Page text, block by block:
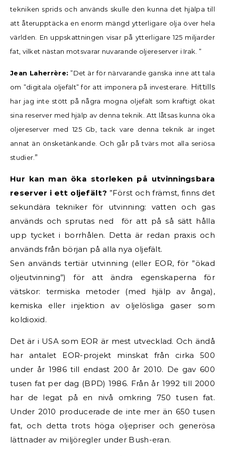
tekniken sprids och används skulle den kunna det hjälpa till
att återupptäcka en enorm mängd ytterligare olja över hela
världen. En uppskattningen visar på ytterligare 125 miljarder
fat, vilket nästan motsvarar nuvarande oljereserver i Irak. ”
Jean Laherrère: ”Det är för närvarande ganska inne att tala
om ”digitala oljefält” för att imponera på investerare.
Hittills
har jag inte stött på några mogna oljefält som kraftigt ökat
sina reserver med hjälp av denna teknik. Att låtsas kunna öka
oljereserver med 125 Gb, tack vare denna teknik är inget
annat än önsketänkande. Och går på tvärs mot alla seriösa
studier. ”
Hur kan man öka storleken på utvinningsbara
reserver i ett oljefält? ”Först och främst, finns det
sekundära tekniker för utvinning: vatten och gas
används och sprutas ned för att på så sätt hålla
upp tycket i borrhålen. Detta är redan praxis och
används från början på alla nya oljefält.
Sen används tertiär utvinning (eller EOR, för ”ökad
oljeutvinning”) för att ändra egenskaperna för
vätskor: termiska metoder (med hjälp av ånga),
kemiska eller injektion av oljelösliga gaser som
koldioxid.
Det är i USA som EOR är mest utvecklad. Och ändå
har antalet EOR-projekt minskat från cirka 500
under år 1986 till endast 200 år 2010. De gav 600
tusen fat per dag (BPD) 1986. Från år 1992 till 2000
har de legat på en nivå omkring 750 tusen fat.
Under 2010 producerade de inte mer än 650 tusen
fat, och detta trots höga oljepriser och generösa
lättnader av miljöregler under Bush-eran.